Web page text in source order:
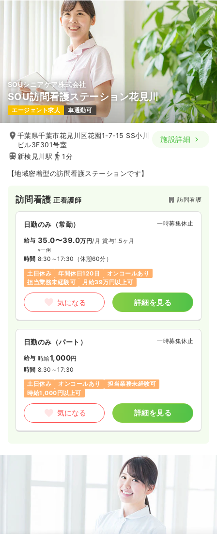
SOUシニアケア株式会社
SOU訪問看護ステーション花見川
エージェント求人 車通勤可
千葉県千葉市花見川区花園1-7-15 SS小川
ビル3F301号室
新検見川駅
1分
施設詳細
【地域密着型の訪問看護ステーションです】
訪問看護正看護師 訪問看護
日勤のみ（常勤） 一時募集休止
給与 35.0〜39.0万円/月 賞与1.5ヶ月
※一例
時間 8:30～17:30 （休憩60分）
土日休み
年間休日120日
オンコールあり
担当業務未経験可
月給39万円以上可
気になる 詳細を見る
日勤のみ（パート） 一時募集休止
給与 時給1,000円
時間 8:30～17:30
土日休み
オンコールあり
担当業務未経験可
時給1,000円以上可
気になる 詳細を見る